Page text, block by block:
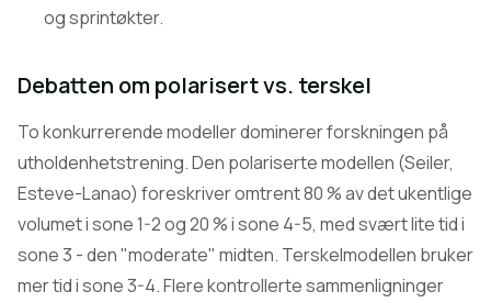
og sprintøkter.
Debatten om polarisert vs. terskel
To konkurrerende modeller dominerer forskningen på
utholdenhetstrening. Den polariserte modellen (Seiler,
Esteve-Lanao) foreskriver omtrent 80 % av det ukentlige
volumet i sone 1-2 og 20 % i sone 4-5, med svært lite tid i
sone 3 - den "moderate" midten. Terskelmodellen bruker
mer tid i sone 3-4. Flere kontrollerte sammenligninger